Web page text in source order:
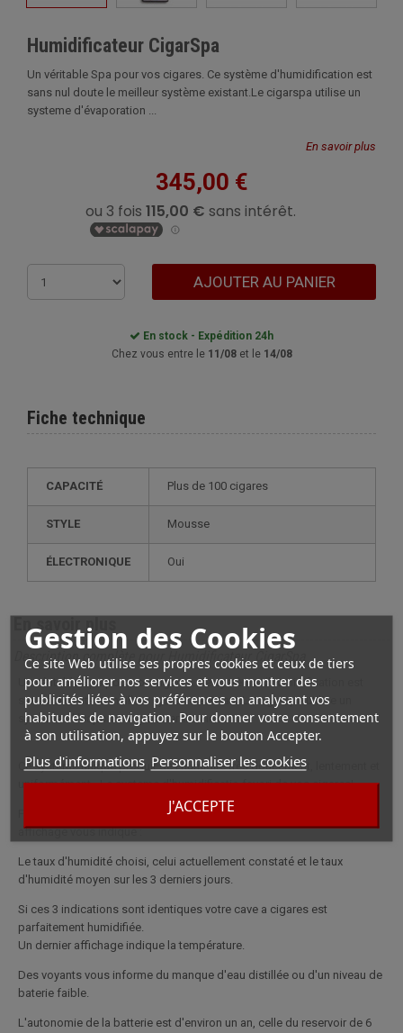
Gestion des Cookies
Ce site Web utilise ses propres cookies et ceux de tiers
pour améliorer nos services et vous montrer des
publicités liées à vos préférences en analysant vos
habitudes de navigation. Pour donner votre consentement
à son utilisation, appuyez sur le bouton Accepter.
Plus d'informations Personnaliser les cookies
J'ACCEPTE
Humidificateur CigarSpa
Un véritable Spa pour vos cigares. Ce système d'humidification est
sans nul doute le meilleur système existant.Le cigarspa utilise un
systeme d'évaporation ...
En savoir plus
345,00 €
AJOUTER AU PANIER
En stock - Expédition 24h
Chez vous entre le 11/08et le 14/08
Fiche technique
CAPACITÉ plus de 100 cigares
STYLE mousse
ÉLECTRONIQUE oui
En savoir plus
Description complète pour Humidificateur CigarSpa
Un véritable Spa pour vos cigares. Ce système d'humidification est
sans nul doute le meilleur système existant.Le cigarspa utilise un
systeme d'évaporation par membrane.
Ce systeme unique produit de l'humidité très doucement, lentement et
uniformément - Le systeme d'humidificatio favori de vos cigares!
Facile à utiliser vous réglez le taux d'humidité souhaitée et son
affichage vous indique :
Le taux d'humidité choisi, celui actuellement constaté et le taux
d'humidité moyen sur les 3 derniers jours.
Si ces 3 indications sont identiques votre cave a cigares est
parfaitement humidifiée.
Un dernier affichage indique la température.
Des voyants vous informe du manque d'eau distillée ou d'un niveau de
baterie faible.
L'autonomie de la batterie est d'environ un an, celle du reservoir de 6